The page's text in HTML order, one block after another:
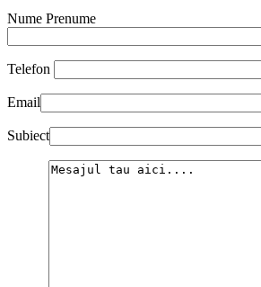
Nume Prenume
Telefon
Email
Subiect